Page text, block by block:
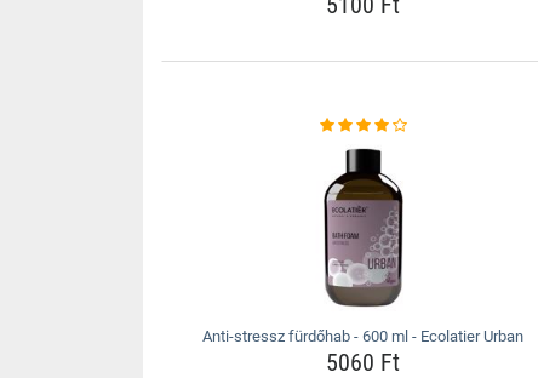
Anti-stressz fürdőhab - 600 ml - Ecolatier Urban
5060 Ft